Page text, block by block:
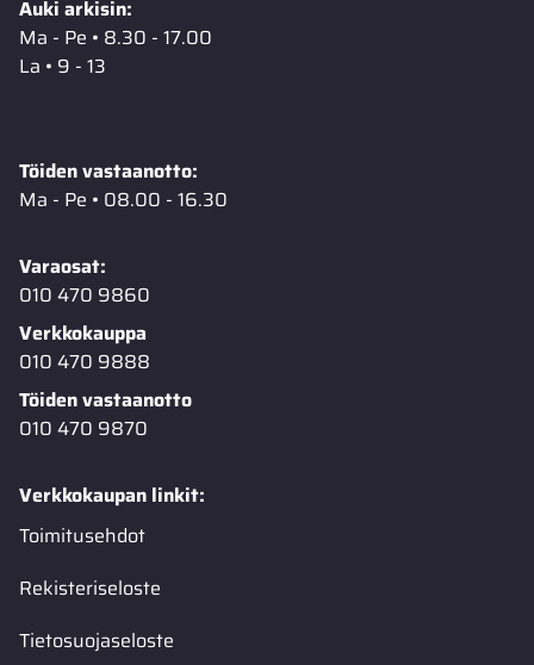
Auki arkisin:
Ma - Pe • 8.30 - 17.00
La • 9 - 13
Töiden vastaanotto:
Ma - Pe • 08.00 - 16.30
Varaosat:
010 470 9860
Verkkokauppa
010 470 9888
Töiden vastaanotto
010 470 9870
Verkkokaupan linkit:
Toimitusehdot
Rekisteriseloste
Tietosuojaseloste